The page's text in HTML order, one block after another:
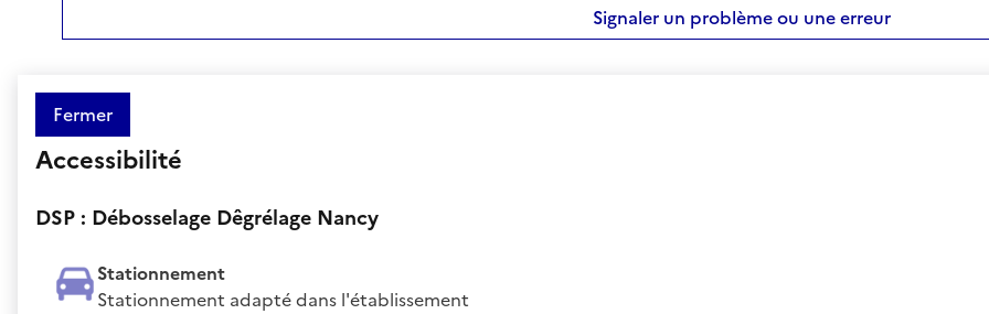
Signaler un problème ou une erreur
Fermer
Accessibilité
DSP : Débosselage Dêgrélage Nancy
Stationnement
Stationnement adapté dans l'établissement